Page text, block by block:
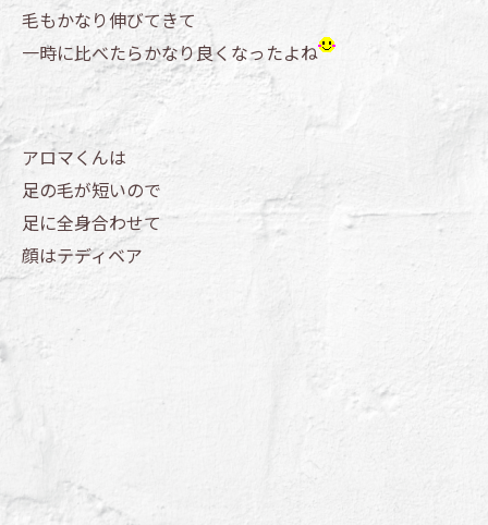
毛もかなり伸びてきて
一時に比べたらかなり良くなったよね
アロマくんは
足の毛が短いので
足に全身合わせて
顔はテディベア